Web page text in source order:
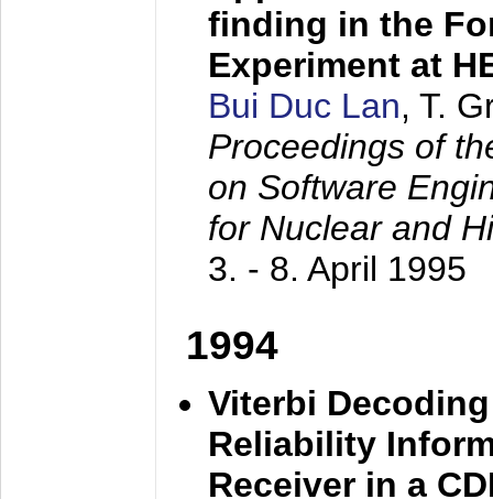
finding in the
Experiment at
Bui Duc Lan, T.
Proceedings of
on Software
for Nuclear and
3. - 8. April 1995
1994
Viterbi
Reliability
Receiver in a